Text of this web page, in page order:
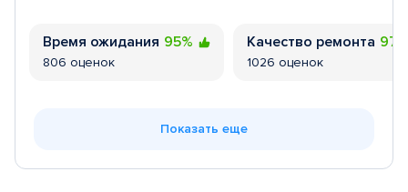
Время ожидания 95%
806 оценок
Качество ремонта
1026 оценок
Показать еще